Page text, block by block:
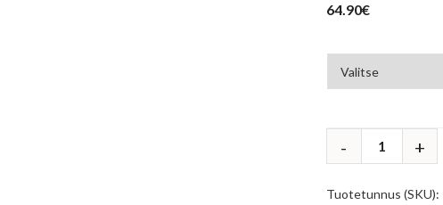
64.90€
Tuotetunnus (SKU):